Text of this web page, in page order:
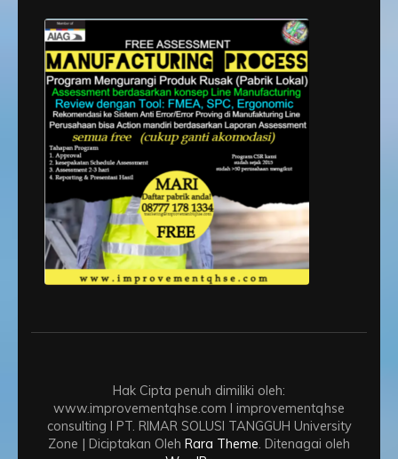
Hak Cipta penuh dimiliki oleh:
www.improvementqhse.com I improvementqhse
consulting I PT. RIMAR SOLUSI TANGGUH University
Zone | Diciptakan Oleh Rara Theme . Ditenagai oleh